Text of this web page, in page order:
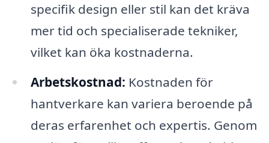
specifik design eller stil kan det kräva
mer tid och specialiserade tekniker,
vilket kan öka kostnaderna.
Arbetskostnad: Kostnaden för
hantverkare kan variera beroende på
deras erfarenhet och expertis. Genom